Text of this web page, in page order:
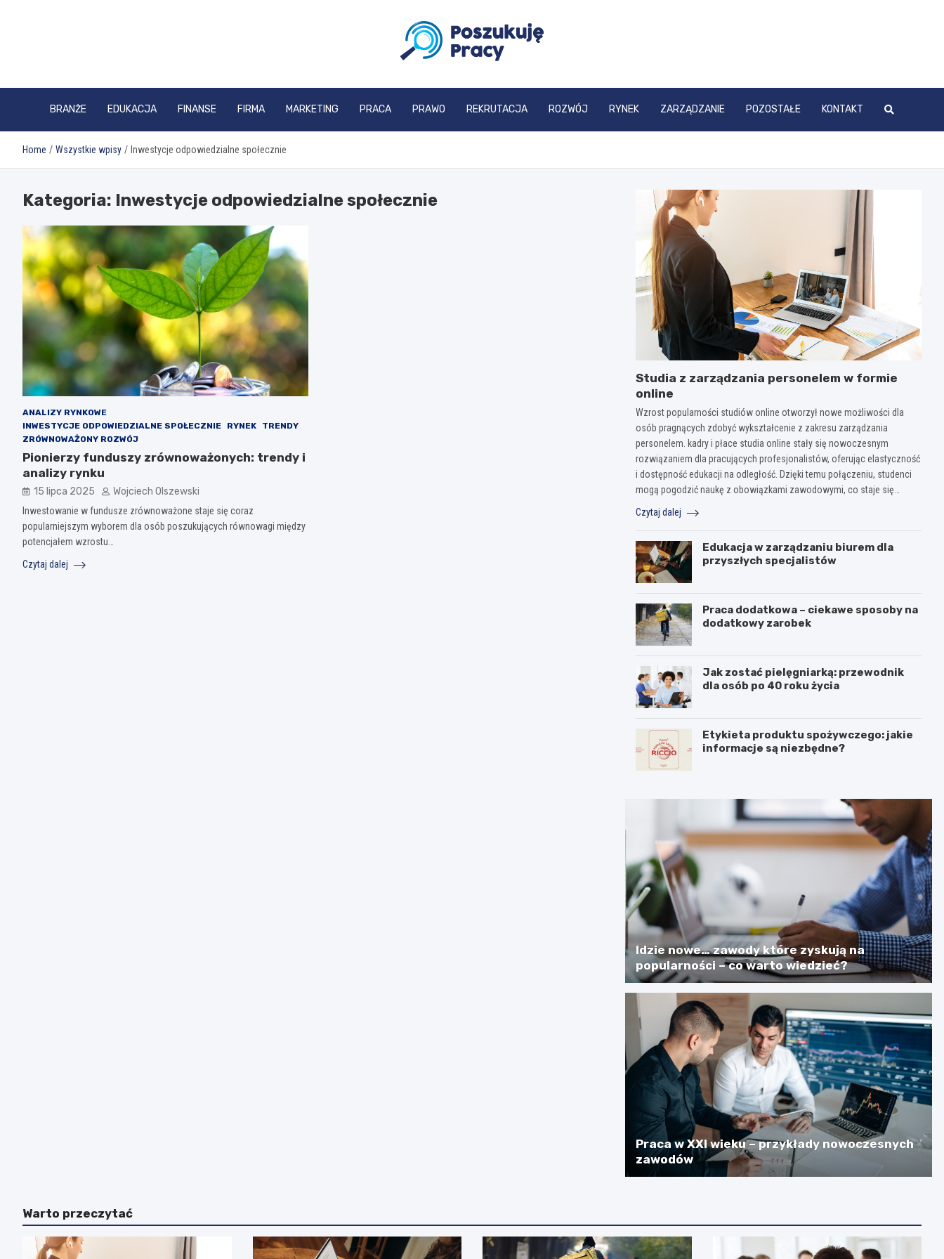
BRANŻE EDUKACJA FINANSE FIRMA MARKETING PRACA PRAWO REKRUTACJA ROZWÓJ RYNEK ZARZĄDZANIE POZOSTAŁE KONTAKT
Home Wszystkie wpisy Inwestycje odpowiedzialne społecznie
Kategoria: Inwestycje odpowiedzialne społecznie
ANALIZY RYNKOWE
INWESTYCJE ODPOWIEDZIALNE SPOŁECZNIE
RYNEK
TRENDY
ZRÓWNOWAŻONY ROZWÓJ
Pionierzy funduszy zrównoważonych: trendy i
analizy rynku
15 lipca 2025 Wojciech Olszewski
Inwestowanie w fundusze zrównoważone staje się coraz
popularniejszym wyborem dla osób poszukujących równowagi między
potencjałem wzrostu…
Czytaj dalej
Studia z zarządzania personelem w formie
online
Wzrost popularności studiów online otworzył nowe możliwości dla
osób pragnących zdobyć wykształcenie z zakresu zarządzania
personelem. kadry i płace studia online stały się nowoczesnym
rozwiązaniem dla pracujących profesjonalistów, oferując elastyczność
i dostępność edukacji na odległość. Dzięki temu połączeniu, studenci
mogą pogodzić naukę z obowiązkami zawodowymi, co staje się…
Czytaj dalej
Edukacja w zarządzaniu biurem dla
przyszłych specjalistów
Praca dodatkowa – ciekawe sposoby na
dodatkowy zarobek
Jak zostać pielęgniarką: przewodnik
dla osób po 40 roku życia
Etykieta produktu spożywczego: jakie
informacje są niezbędne?
Idzie nowe… zawody które zyskują na
popularności – co warto wiedzieć?
Praca w XXI wieku – przykłady nowoczesnych
zawodów
Warto przeczytać